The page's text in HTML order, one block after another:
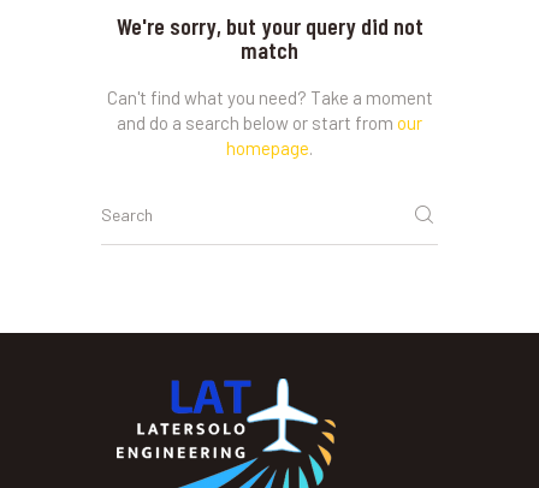
We're sorry, but your query did not
match
Can't find what you need? Take a moment
and do a search below or start from our
homepage.